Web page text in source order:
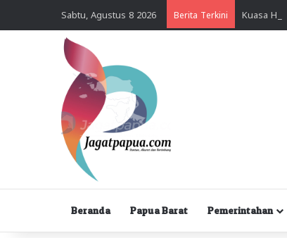
Sabtu, Agustus 8 2026 Berita Terkini
Beranda Papua Barat Pemerintahan